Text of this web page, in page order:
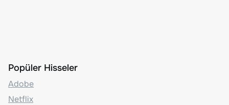
Popüler Hisseler
Adobe
Netflix